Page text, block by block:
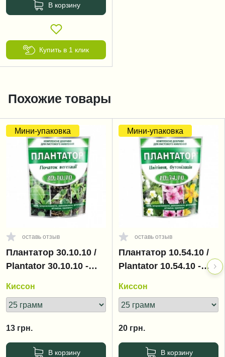
В корзину
Купить в 1 клик
Похожие товары
Мини-упаковка
оставь отзыв
Плантатор 30.10.10 /
Plantator 30.10.10 -
Киссон
13 грн.
В корзину
Мини-упаковка
оставь отзыв
Плантатор 10.54.10 /
Plantator 10.54.10 -
Киссон
20 грн.
В корзину